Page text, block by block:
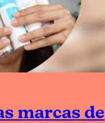
marcas de